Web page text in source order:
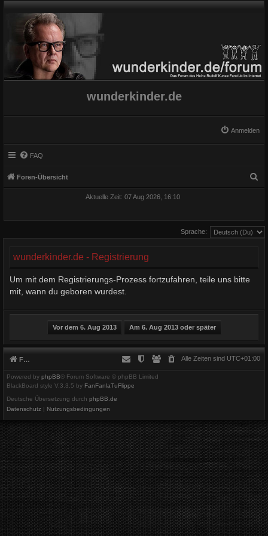
wunderkinder.de
Anmelden
FAQ
Foren-Übersicht
e
Aktuelle Zeit: 07 Aug 2026, 16:10
Sprache:
wunderkinder.de - Registrierung
Um mit dem Registrierungs-Prozess fortzufahren, teile uns bitte
mit, wann du geboren wurdest.
Foren-Übersicht Alle Zeiten sind UTC+01:00
Powered by phpBB® Forum Software © phpBB Limited
BlackBoard style V.3.3.5 by FanFanlaTuFlippe
Deutsche Übersetzung durch phpBB.de
Datenschutz | Nutzungsbedingungen